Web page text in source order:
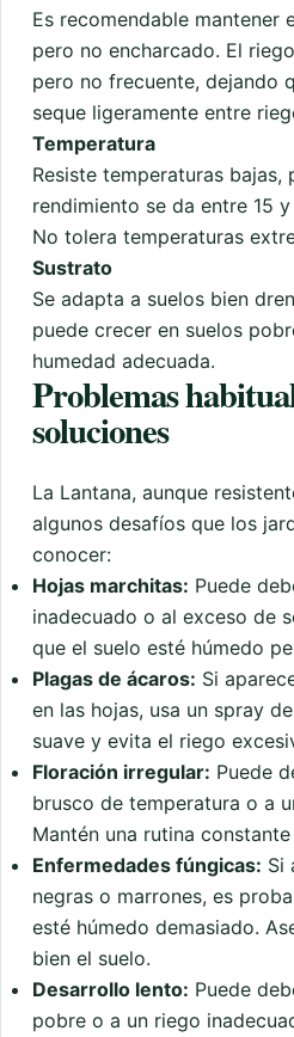
Es recomendable mantener
pero no encharcado. El
pero no frecuente, dejando
seque ligeramente entre
Temperatura
Resiste temperaturas bajas,
rendimiento se da entre 15
No tolera temperaturas
Sustrato
Se adapta a suelos bien
puede crecer en suelos
humedad adecuada.
Problemas
soluciones
La Lantana, aunque
algunos desafíos que los
conocer:
Hojas marchitas: Puede
inadecuado o al exceso de
que el suelo esté húmedo
Plagas de ácaros: Si
en las hojas, usa un spray
suave y evita el riego
Floración irregular: Puede
brusco de temperatura o a
Mantén una rutina
Enfermedades fúngicas: Si
negras o marrones, es
esté húmedo demasiado.
bien el suelo.
Desarrollo lento: Puede
pobre o a un riego